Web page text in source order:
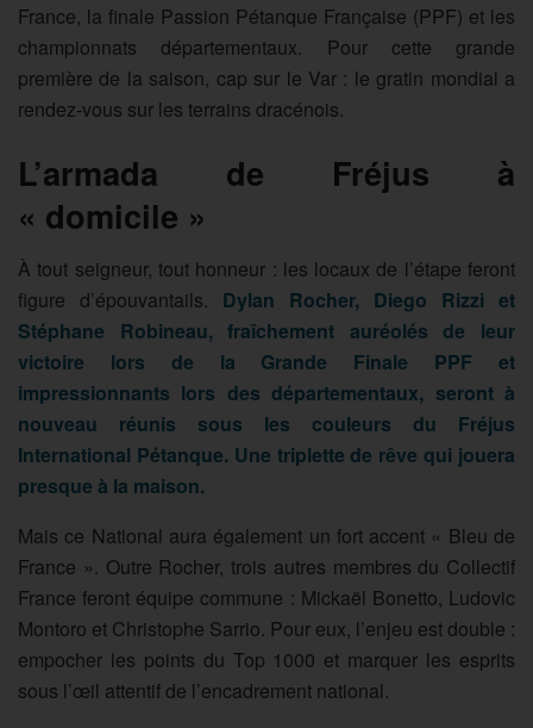
France, la finale Passion Pétanque Française (PPF) et les
championnats départementaux. Pour cette grande
première de la saison, cap sur le Var : le gratin mondial a
rendez-vous sur les terrains dracénois.
L’armada de Fréjus à
« domicile »
À tout seigneur, tout honneur : les locaux de l’étape feront
figure d’épouvantails. Dylan Rocher, Diego Rizzi et
Stéphane Robineau, fraîchement auréolés de leur
victoire lors de la Grande Finale PPF et
impressionnants lors des départementaux, seront à
nouveau réunis sous les couleurs du Fréjus
International Pétanque. Une triplette de rêve qui jouera
presque à la maison.
Mais ce National aura également un fort accent « Bleu de
France ». Outre Rocher, trois autres membres du Collectif
France feront équipe commune : Mickaël Bonetto, Ludovic
Montoro et Christophe Sarrio. Pour eux, l’enjeu est double :
empocher les points du Top 1000 et marquer les esprits
sous l’œil attentif de l’encadrement national.